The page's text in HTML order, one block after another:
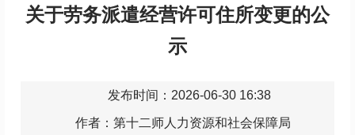
关于劳务派遣经营许可住所变更的公
示
发布时间：2026-06-30 16:38
作者：第十二师人力资源和社会保障局